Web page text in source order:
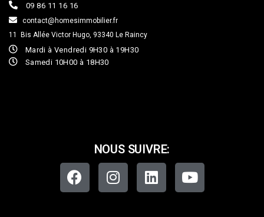
09 86 11 16 16
contact@homesimmobilier.fr
11 Bis Allée Victor Hugo, 93340 Le Raincy
Mardi à Vendredi 9H30 à 19H30
Samedi 10H00 à 18H30
NOUS SUIVRE: